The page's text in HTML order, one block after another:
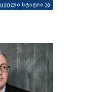
ყველა სტატია